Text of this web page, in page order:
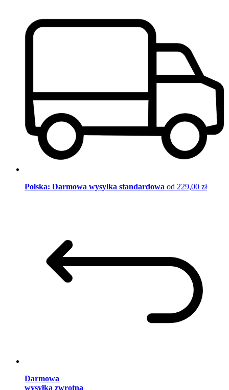
Polska: Darmowa wysyłka standardowa od 229,00 zł
Darmowa
wysyłka zwrotna